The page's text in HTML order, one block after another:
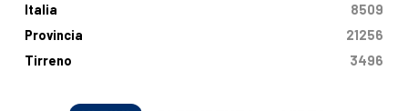
Italia
8509
Provincia
21256
Tirreno
3496